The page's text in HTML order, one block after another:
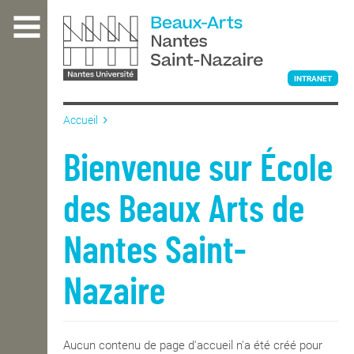
contenu
L'ÉCOLE
ENSEIGNEMENT
INTERNATIONAL
INTRANET
Accueil
Bienvenue sur École
des Beaux Arts de
Nantes Saint-
Nazaire
Aucun contenu de page d'accueil n'a été créé pour